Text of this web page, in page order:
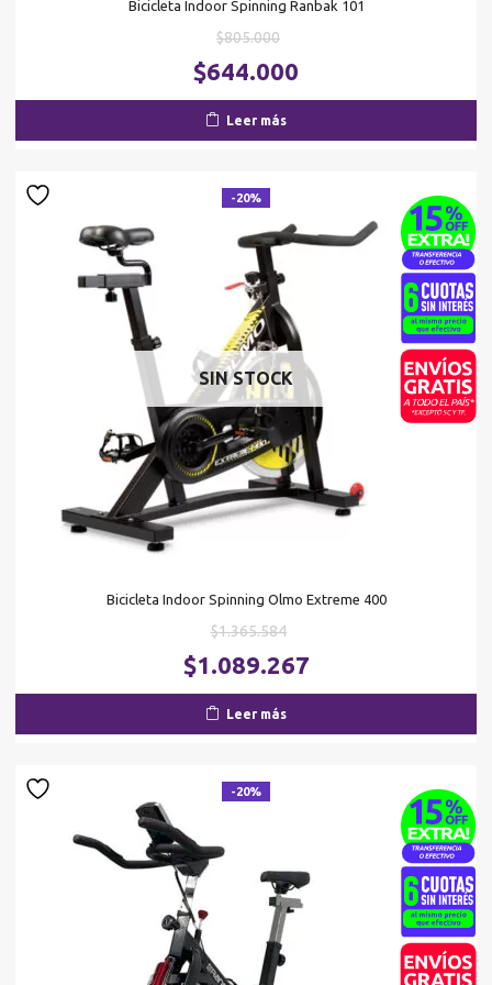
Bicicleta Indoor Spinning Ranbak 101
$805.000El
precio
original
$644.000
Leer más
-20%
SIN STOCK
Bicicleta Indoor Spinning Olmo Extreme 400
$1.365.584El
precio
original
$1.089.267
Leer más
-20%